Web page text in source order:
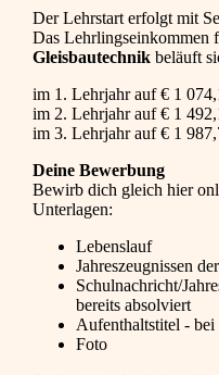
Der Lehrstart erfolgt mit
Das Lehrlingseinkommen
Gleisbautechnik beläuft
im 1. Lehrjahr auf € 1
im 2. Lehrjahr auf € 1
im 3. Lehrjahr auf € 1
Deine Bewerbung
Bewirb dich gleich hier
Unterlagen:
Lebenslauf
Jahreszeugnissen
Schulnachricht/
bereits absolviert
Aufenthaltstitel -
Foto